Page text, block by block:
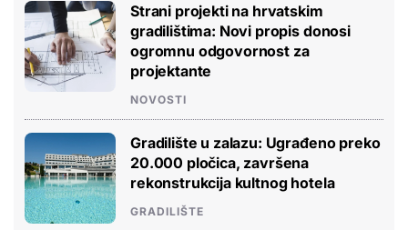
Strani projekti na hrvatskim
gradilištima: Novi propis donosi
ogromnu odgovornost za
projektante
NOVOSTI
Gradilište u zalazu: Ugrađeno preko
20.000 pločica, završena
rekonstrukcija kultnog hotela
GRADILIŠTE